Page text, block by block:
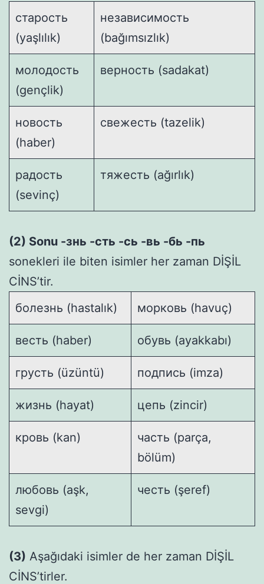
старость
(yaşlılık)
независимость
(bağımsızlık)
молодость
(gençlik)
верность (sadakat)
новость
(haber)
свежесть (tazelik)
радость
(sevinç)
тяжесть (ağırlık)
(2) Sonu -знь -сть -сь -вь -бь -пь
sonekleri ile biten isimler her zaman DİŞİL
CİNS’tir.
болезнь (hastalık)
морковь (havuç)
весть (haber) обувь (ayakkabı)
грусть (üzüntü) подпись (imza)
жизнь (hayat) цепь (zincir)
кровь (kan)
часть (parça,
bölüm)
любовь (aşk,
sevgi)
честь (şeref)
(3) Aşağıdaki isimler de her zaman DİŞİL
CİNS’tirler.